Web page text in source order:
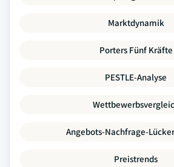
Marktdynamik
Porters Fünf Kräfte
PESTLE-Analyse
Angebots-Nachfrage-
Preistrends